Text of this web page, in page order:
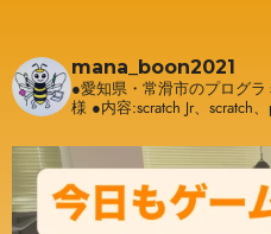
mana_boon2021
●愛知県・常滑市のプログラ
様 ●内容:scratch Jr、scratch